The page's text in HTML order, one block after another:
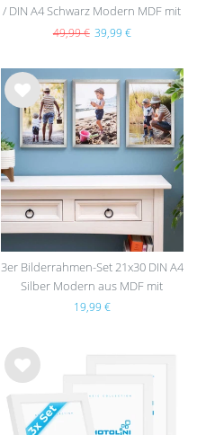
/ DIN A4 Schwarz Modern MDF mit
Passepartout
49,99 € 39,99 €
Wu
nsc
hlist
3er Bilderrahmen-Set 21x30 DIN A4
Silber Modern aus MDF mit
Acrylglas
19,99 €
Wu
e